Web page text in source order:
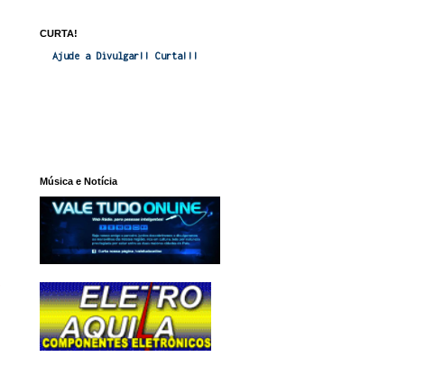
CURTA!
Ajude a Divulgar!! Curta!!!
Música e Notícia